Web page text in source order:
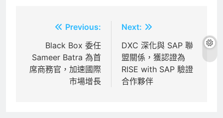
導
Previous:
Black Box 委任
Sameer Batra 為首
席商務官，加速國際
市場增長
Next:
DXC 深化與 SAP 聯
盟關係，獲認證為
RISE with SAP 驗證
合作夥伴